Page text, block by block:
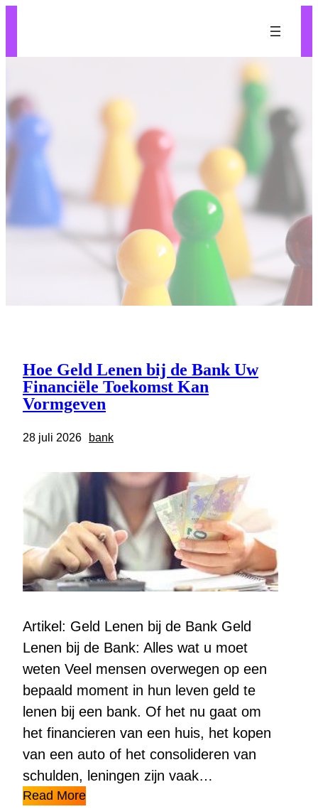
Hoe Geld Lenen bij de Bank Uw
Financiële Toekomst Kan
Vormgeven
28 juli 2026 bank
Artikel: Geld Lenen bij de Bank Geld
Lenen bij de Bank: Alles wat u moet
weten Veel mensen overwegen op een
bepaald moment in hun leven geld te
lenen bij een bank. Of het nu gaat om
het financieren van een huis, het kopen
van een auto of het consolideren van
schulden, leningen zijn vaak…
Read More